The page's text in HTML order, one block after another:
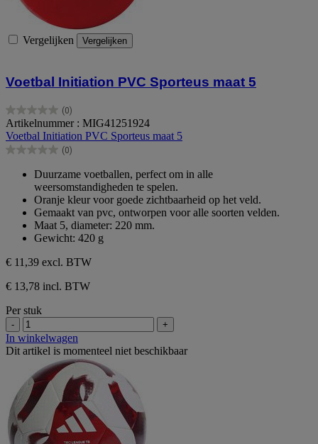
Vergelijken Vergelijken
Voetbal Initiation PVC Sporteus maat 5
(0)
0.0
van
de
5
Artikelnummer : MIG41251924
Voetbal Initiation PVC Sporteus maat 5
(0)
0.0
sterren.
Duurzame voetballen, perfect om in alle
weersomstandigheden te spelen.
Oranje kleur voor goede zichtbaarheid op het veld.
Gemaakt van pvc, ontworpen voor alle soorten velden.
Maat 5, diameter: 220 mm.
Gewicht: 420 g
€ 11,39 excl. BTW
€ 13,78 incl. BTW
Per stuk
- +
In winkelwagen
Dit artikel is momenteel niet beschikbaar